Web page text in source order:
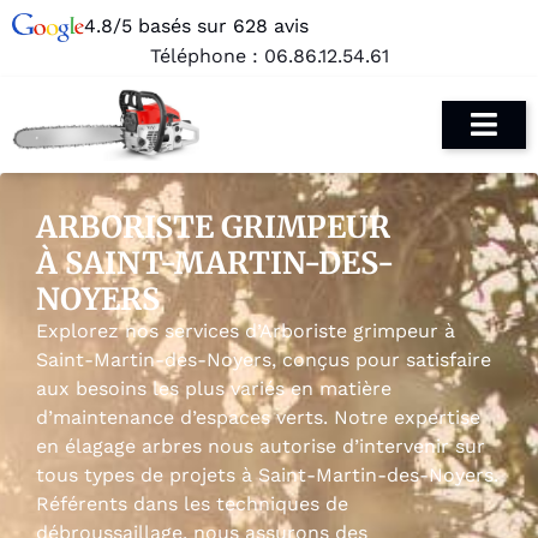
4.8/5 basés sur 628 avis
Téléphone : 06.86.12.54.61
ARBORISTE GRIMPEUR
À SAINT-MARTIN-DES-
NOYERS
Explorez nos services d’Arboriste grimpeur à
Saint-Martin-des-Noyers, conçus pour satisfaire
aux besoins les plus variés en matière
d’maintenance d’espaces verts. Notre expertise
en élagage arbres nous autorise d’intervenir sur
tous types de projets à Saint-Martin-des-Noyers.
Référents dans les techniques de
débroussaillage, nous assurons des